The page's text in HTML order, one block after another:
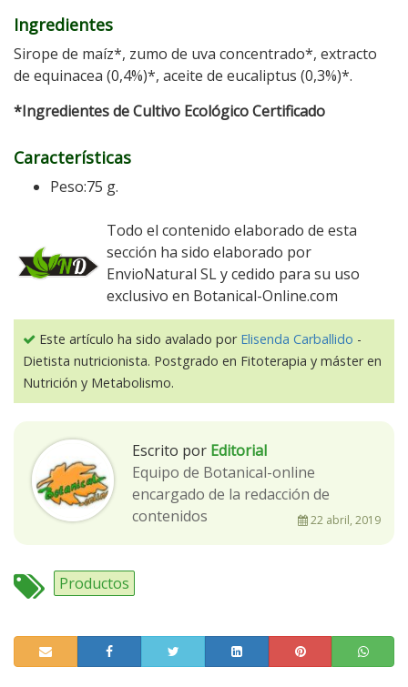
Ingredientes
Sirope de maíz*, zumo de uva concentrado*, extracto
de equinacea (0,4%)*, aceite de eucaliptus (0,3%)*.
*Ingredientes de Cultivo Ecológico Certificado
Características
Peso:75 g.
Todo el contenido elaborado de esta
sección ha sido elaborado por
EnvioNatural SL y cedido para su uso
exclusivo en Botanical-Online.com
Este artículo ha sido avalado por Elisenda Carballido -
Dietista nutricionista. Postgrado en Fitoterapia y máster en
Nutrición y Metabolismo.
Escrito por Editorial
Equipo de Botanical-online
encargado de la redacción de
contenidos
22 abril, 2019
Productos